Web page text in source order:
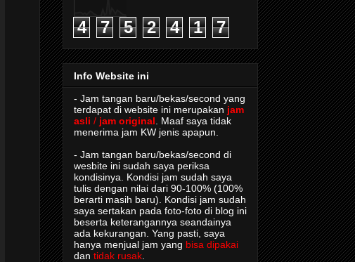
4 7 5 2 4 1 7
Info Website ini
- Jam tangan baru/bekas/second yang
terdapat di website ini merupakan jam
asli / jam original . Maaf saya tidak
menerima jam KW jenis apapun.
- Jam tangan baru/bekas/second di
wesbite ini sudah saya periksa
kondisinya. Kondisi jam sudah saya
tulis dengan nilai dari 90-100% (100%
berarti masih baru). Kondisi jam sudah
saya sertakan pada foto-foto di blog ini
beserta keterangannya seandainya
ada kekurangan. Yang pasti, saya
hanya menjual jam yang bisa dipakai
dan tidak rusak